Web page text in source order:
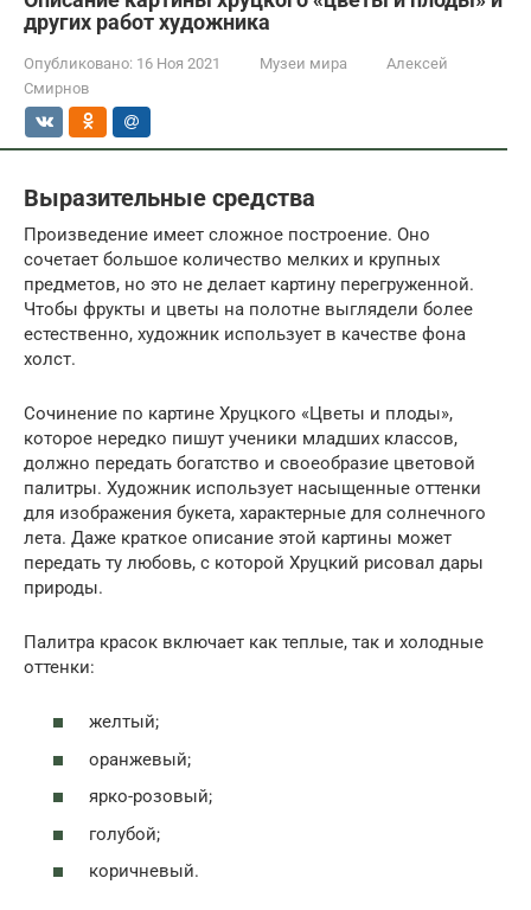
других работ художника
Опубликовано: 16 Ноя 2021 Музеи мира
Алексей
Смирнов
Выразительные средства
Произведение имеет сложное построение. Оно
сочетает большое количество мелких и крупных
предметов, но это не делает картину перегруженной.
Чтобы фрукты и цветы на полотне выглядели более
естественно, художник использует в качестве фона
холст.
Сочинение по картине Хруцкого «Цветы и плоды»,
которое нередко пишут ученики младших классов,
должно передать богатство и своеобразие цветовой
палитры. Художник использует насыщенные оттенки
для изображения букета, характерные для солнечного
лета. Даже краткое описание этой картины может
передать ту любовь, с которой Хруцкий рисовал дары
природы.
Палитра красок включает как теплые, так и холодные
оттенки:
желтый;
оранжевый;
ярко-розовый;
голубой;
коричневый.